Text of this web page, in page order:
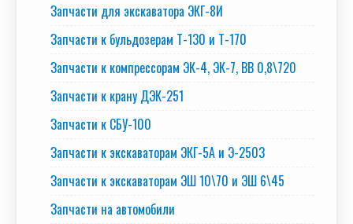
Запчасти для экскаватора ЭКГ-8И
Запчасти к бульдозерам Т-130 и Т-170
Запчасти к компрессорам ЭК-4, ЭК-7, ВВ 0,8\720
Запчасти к крану ДЭК-251
Запчасти к СБУ-100
Запчасти к экскаваторам ЭКГ-5А и Э-2503
Запчасти к экскаваторам ЭШ 10\70 и ЭШ 6\45
Запчасти на автомобили